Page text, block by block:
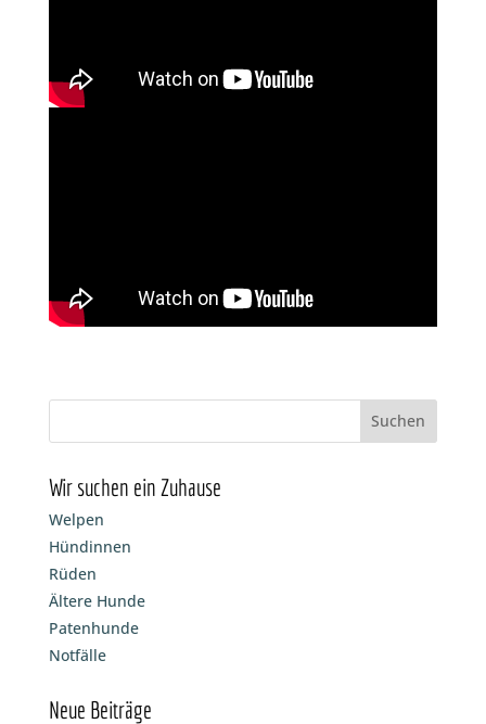
Wir suchen ein Zuhause
Welpen
Hündinnen
Rüden
Ältere Hunde
Patenhunde
Notfälle
Neue Beiträge